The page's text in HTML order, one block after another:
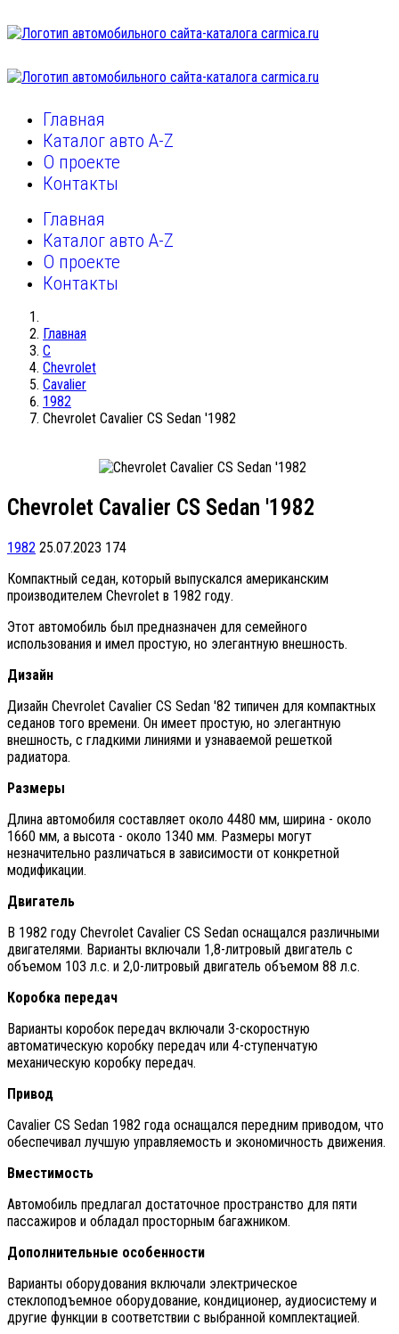
Главная
Каталог авто A-Z
О проекте
Контакты
Главная
Каталог авто A-Z
О проекте
Контакты
Главная
C
Chevrolet
Cavalier
1982
Chevrolet Cavalier CS Sedan '1982
Chevrolet Cavalier CS Sedan '1982
1982 25.07.2023 174
Компактный седан, который выпускался американским
производителем Chevrolet в 1982 году.
Этот автомобиль был предназначен для семейного
использования и имел простую, но элегантную внешность.
Дизайн
Дизайн Chevrolet Cavalier CS Sedan '82 типичен для компактных
седанов того времени. Он имеет простую, но элегантную
внешность, с гладкими линиями и узнаваемой решеткой
радиатора.
Размеры
Длина автомобиля составляет около 4480 мм, ширина - около
1660 мм, а высота - около 1340 мм. Размеры могут
незначительно различаться в зависимости от конкретной
модификации.
Двигатель
В 1982 году Chevrolet Cavalier CS Sedan оснащался различными
двигателями. Варианты включали 1,8-литровый двигатель с
объемом 103 л.с. и 2,0-литровый двигатель объемом 88 л.с.
Коробка передач
Варианты коробок передач включали 3-скоростную
автоматическую коробку передач или 4-ступенчатую
механическую коробку передач.
Привод
Cavalier CS Sedan 1982 года оснащался передним приводом, что
обеспечивал лучшую управляемость и экономичность движения.
Вместимость
Автомобиль предлагал достаточное пространство для пяти
пассажиров и обладал просторным багажником.
Дополнительные особенности
Варианты оборудования включали электрическое
стеклоподъемное оборудование, кондиционер, аудиосистему и
другие функции в соответствии с выбранной комплектацией.